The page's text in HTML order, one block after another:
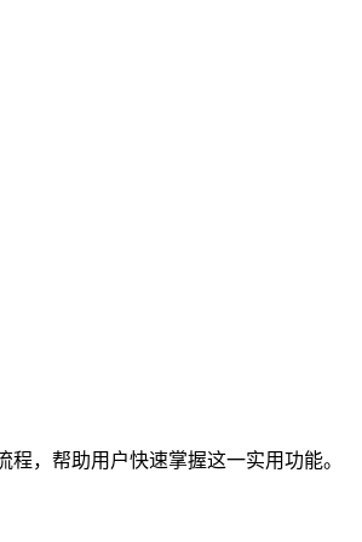
，帮助用户快速掌握这一实用功能。